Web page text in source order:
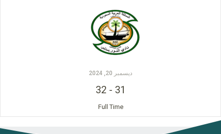
ديسمبر 20, 2024
31
-
32
Full Time